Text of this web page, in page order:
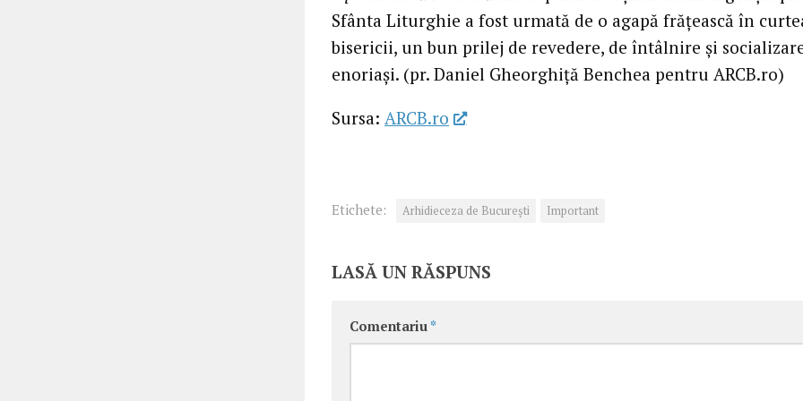
Sfânta Liturghie a fost urmată de o agapă frățească în
bisericii, un bun prilej de revedere, de întâlnire și
enoriași. (pr. Daniel Gheorghiță Benchea pentru ARCB.ro)
Sursa: ARCB.ro
Etichete: Arhidieceza de București Important
LASĂ UN RĂSPUNS
Comentariu *